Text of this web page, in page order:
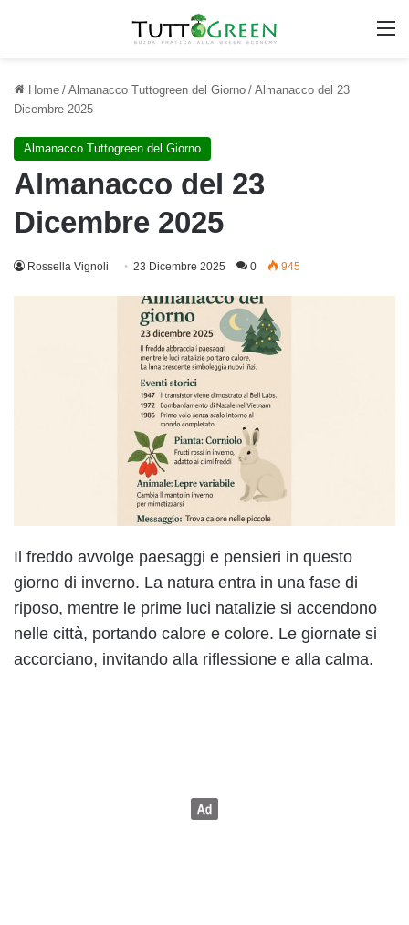
Home / Almanacco Tuttogreen del Giorno / Almanacco del 23
Dicembre 2025
Almanacco Tuttogreen del Giorno
Almanacco del 23
Dicembre 2025
Rossella Vignoli 23 Dicembre 2025 0 945
Il freddo avvolge paesaggi e pensieri in questo
giorno di inverno. La natura entra in una fase di
riposo, mentre le prime luci natalizie si accendono
nelle città, portando calore e colore. Le giornate si
accorciano, invitando alla riflessione e alla calma.